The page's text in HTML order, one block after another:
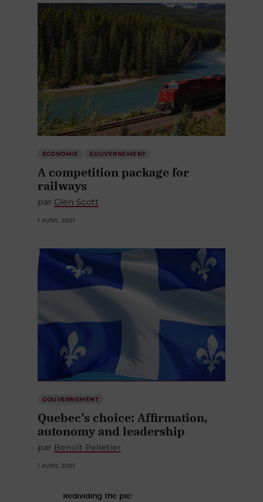
ÉCONOMIE GOUVERNEMENT
A competition package for
railways
par Glen Scott
1 AVRIL 2001
GOUVERNEMENT
Quebec’s choice: Affirmation,
autonomy and leadership
par Benoît Pelletier
1 AVRIL 2001